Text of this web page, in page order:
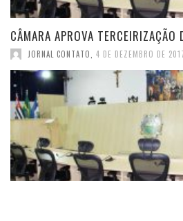
CÂMARA APROVA
JORNAL CONTATO 4 DE DEZEMBRO DE